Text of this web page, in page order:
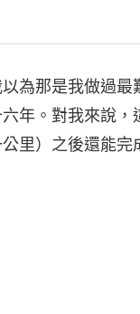
為那是我做過
年。對我來說
里）之後還能完